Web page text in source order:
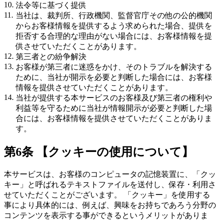
法令等に基づく提供
当社は、裁判所、行政機関、監督官庁その他の公的機関
からお客様情報を提供するよう求められた場合、提供を
拒否する合理的な理由がない場合には、お客様情報を提
供させていただくことがあります。
第三者との紛争解決
お客様が第三者に迷惑をかけ、そのトラブルを解決する
ために、当社が開示を必要と判断した場合には、お客様
情報を提供させていただくことがあります。
当社が提供する本サービスのお客様及び第三者の権利や
利益等を守るために当社が情報開示が必要と判断した場
合には、お客様情報を提供させていただくことがありま
す。
第6条 【クッキーの使用について】
本サービスは、お客様のコンピュータの記憶装置に、「クッ
キー」と呼ばれるテキストファイルを送付し、保存・利用さ
せていただくことがございます。 「クッキー」を使用する
事により具体的には、例えば、興味をお持ちであろう分野の
コンテンツを表示する事ができるというメリットがありま